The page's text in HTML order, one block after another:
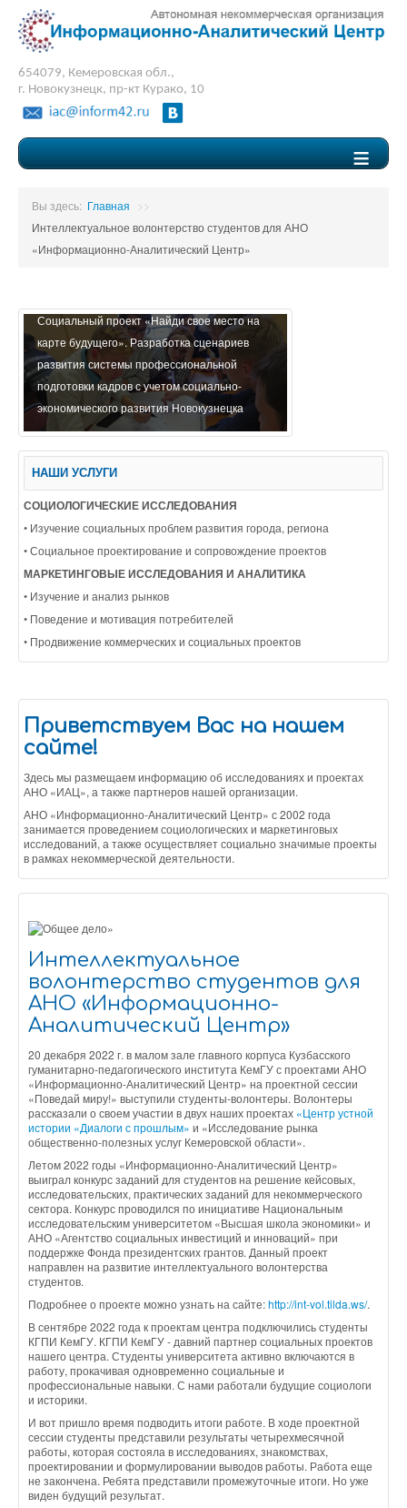
654079, Кемеровская обл.,
г. Новокузнецк, пр-кт Курако, 10
≡
Вы здесь: Главная
>>
Интеллектуальное волонтерство студентов для АНО
«Информационно-Аналитический Центр»
Социальный проект «Найди свое место на
карте будущего». Разработка сценариев
развития системы профессиональной
подготовки кадров с учетом социально-
экономического развития Новокузнецка
НАШИ УСЛУГИ
СОЦИОЛОГИЧЕСКИЕ ИССЛЕДОВАНИЯ
• Изучение социальных проблем развития города, региона
• Социальное проектирование и сопровождение проектов
МАРКЕТИНГОВЫЕ ИССЛЕДОВАНИЯ И АНАЛИТИКА
• Изучение и анализ рынков
• Поведение и мотивация потребителей
• Продвижение коммерческих и социальных проектов
Приветствуем Вас на нашем
сайте!
Здесь мы размещаем информацию об исследованиях и проектах
АНО «ИАЦ», а также партнеров нашей организации.
АНО «Информационно-Аналитический Центр» с 2002 года
занимается проведением социологических и маркетинговых
исследований, а также осуществляет социально значимые проекты
в рамках некоммерческой деятельности.
Интеллектуальное
волонтерство студентов для
АНО «Информационно-
Аналитический Центр»
20 декабря 2022 г. в малом зале главного корпуса Кузбасского
гуманитарно-педагогического института КемГУ с проектами АНО
«Информационно-Аналитический Центр» на проектной сессии
«Поведай миру!» выступили студенты-волонтеры. Волонтеры
рассказали о своем участии в двух наших проектах «Центр устной
истории «Диалоги с прошлым» и «Исследование рынка
общественно-полезных услуг Кемеровской области».
Летом 2022 годы «Информационно-Аналитический Центр»
выиграл конкурс заданий для студентов на решение кейсовых,
исследовательских, практических заданий для некоммерческого
сектора. Конкурс проводился по инициативе Национальным
исследовательским университетом «Высшая школа экономики» и
АНО «Агентство социальных инвестиций и инноваций» при
поддержке Фонда президентских грантов. Данный проект
направлен на развитие интеллектуального волонтерства
студентов.
Подробнее о проекте можно узнать на сайте:http://int-vol.tilda.ws/.
В сентябре 2022 года к проектам центра подключились студенты
КГПИ КемГУ. КГПИ КемГУ - давний партнер социальных проектов
нашего центра. Студенты университета активно включаются в
работу, прокачивая одновременно социальные и
профессиональные навыки. С нами работали будущие социологи
и историки.
И вот пришло время подводить итоги работе. В ходе проектной
сессии студенты представили результаты четырехмесячной
работы, которая состояла в исследованиях, знакомствах,
проектировании и формулировании выводов работы. Работа еще
не закончена. Ребята представили промежуточные итоги. Но уже
виден будущий результат.